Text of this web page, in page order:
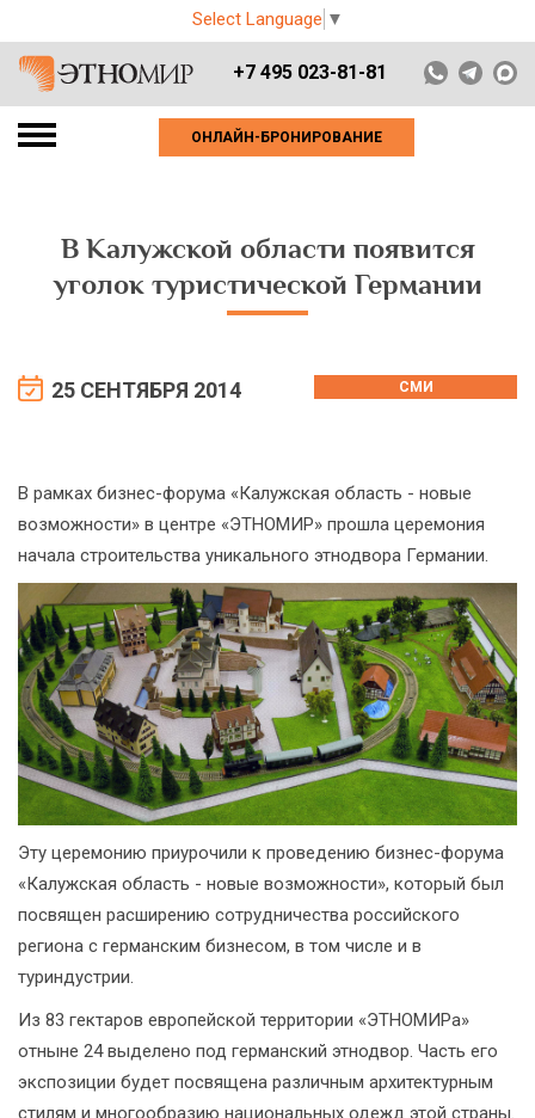
Select Language ▼
+7 495 023-81-81
ОНЛАЙН-БРОНИРОВАНИЕ
В Калужской области появится
уголок туристической Германии
25 СЕНТЯБРЯ 2014 СМИ
В рамках бизнес-форума «Калужская область - новые
возможности» в центре «ЭТНОМИР» прошла церемония
начала строительства уникального этнодвора Германии.
Эту церемонию приурочили к проведению бизнес-форума
«Калужская область - новые возможности», который был
посвящен расширению сотрудничества российского
региона с германским бизнесом, в том числе и в
туриндустрии.
Из 83 гектаров европейской территории «ЭТНОМИРа»
отныне 24 выделено под германский этнодвор. Часть его
экспозиции будет посвящена различным архитектурным
стилям и многообразию национальных одежд этой страны.